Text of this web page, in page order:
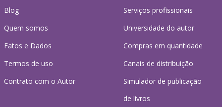
Blog
Quem somos
Fatos e Dados
Termos de uso
Contrato com o Autor
Serviços profissionais
Universidade do autor
Compras em quantidade
Canais de distribuição
Simulador de publicação
de livros